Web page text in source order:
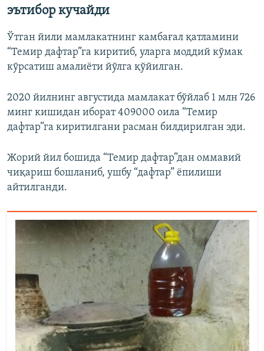
эътибор кучайди
Ўтган йили мамлакатнинг камбағал қатламини
“Темир дафтар”га киритиб, уларга моддий кўмак
кўрсатиш амалиёти йўлга қўйилган.
2020 йилнинг августида мамлакат бўйлаб 1 млн 726
минг кишидан иборат 409000 оила “Темир
дафтар”га киритилгани расман билдирилган эди.
Жорий йил бошида “Темир дафтар”дан оммавий
чиқариш бошланиб, ушбу “дафтар” ёпилиши
айтилганди.